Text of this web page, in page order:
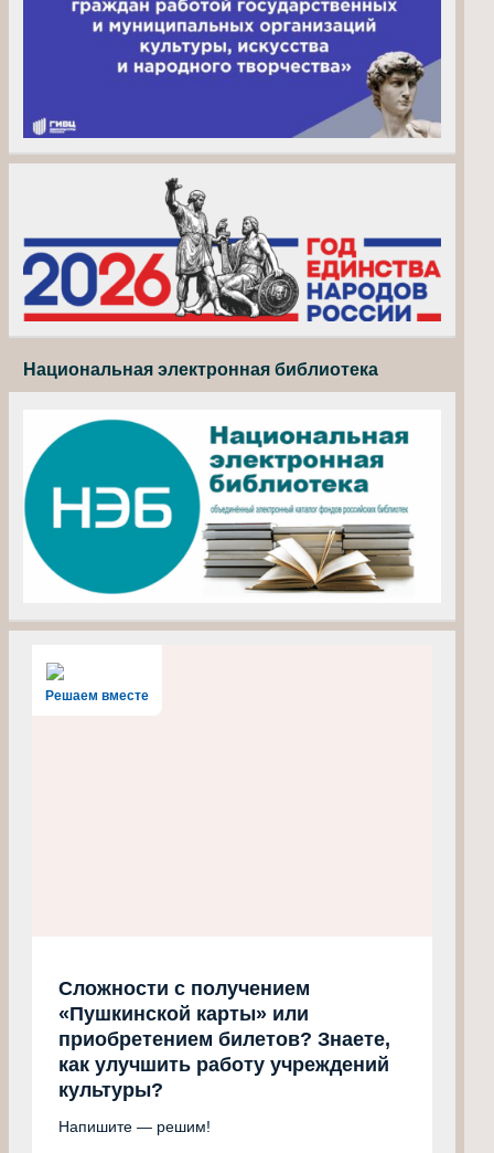
Национальная электронная библиотека
Решаем вместе
Сложности с получением
«Пушкинской карты» или
приобретением билетов? Знаете,
как улучшить работу учреждений
культуры?
Напишите — решим!